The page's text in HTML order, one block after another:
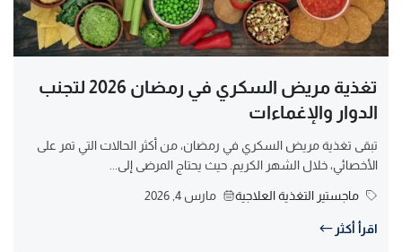
تغذية مريض السكري في رمضان 2026 لتجنب
الدوار والإغماءات
تبقى تغذية مريض السكري في رمضان، من أكثر الحالات التي تمر على
الأخصائي، خلال الشهر الكريم. حيث يحتاج المرضى إلى...
ماجستير التغذية العلاجية مارس 4, 2026
اقرأ أكثر